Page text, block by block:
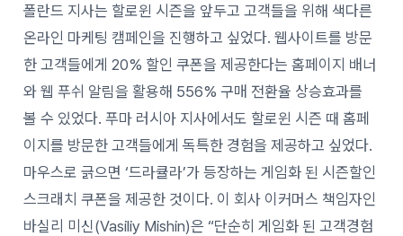
폴란드 지사는 할로윈 시즌을 앞두고 고객들을 위해 색다른
온라인 마케팅 캠페인을 진행하고 싶었다. 웹사이트를 방문
한 고객들에게 20% 할인 쿠폰을 제공한다는 홈페이지 배너
와 웹 푸쉬 알림을 활용해 556% 구매 전환율 상승효과를
볼 수 있었다. 푸마 러시아 지사에서도 할로윈 시즌 때 홈페
이지를 방문한 고객들에게 독특한 경험을 제공하고 싶었다.
마우스로 긁으면 ‘드라큘라’가 등장하는 게임화 된 시즌할인
스크래치 쿠폰을 제공한 것이다. 이 회사 이커머스 책임자인
바실리 미신(Vasiliy Mishin)은 “단순히 게임화 된 고객경험